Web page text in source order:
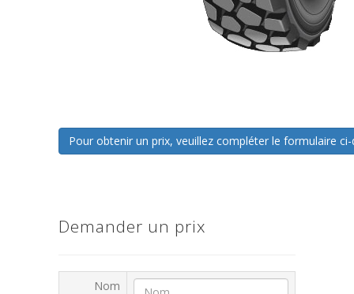
Pour obtenir un prix, veuillez compléter le formulaire
Demander un prix
Nom